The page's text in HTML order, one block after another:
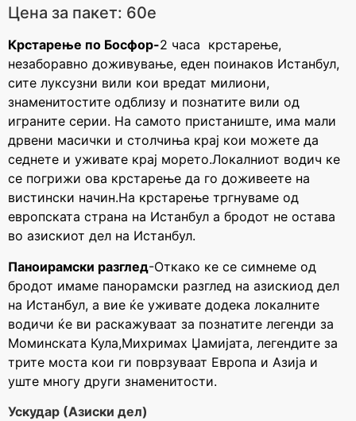
Цена за пакет: 60е
Крстарење по Босфор-2 часа крстарење,
незаборавно доживување, еден поинаков Истанбул,
сите луксузни вили кои вредат милиони,
знаменитостите одблизу и познатите вили од
играните серии. На самото пристаниште, има мали
дрвени масички и столчиња крај кои можете да
седнете и уживате крај морето.Локалниот водич ке
се погрижи ова крстарење да го доживеете на
вистински начин.На крстарење тргнуваме од
европската страна на Истанбул а бродот не остава
во азискиот дел на Истанбул.
Паноирамски разглед-Откако ке се симнеме од
бродот имаме панорамски разглед на азискиод дел
на Истанбул, а вие ќе уживате додека локалните
водичи ќе ви раскажуваат за познатите легенди за
Моминската Кула,Михримах Џамијата, легендите за
трите моста кои ги поврзуваат Европа и Азија и
уште многу други знаменитости.
Ускудар (Азиски дел)